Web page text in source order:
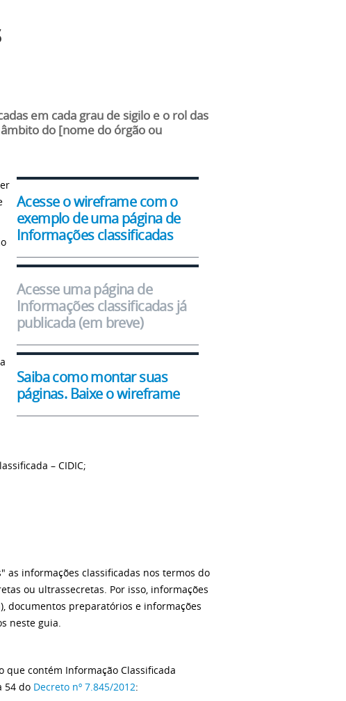
em cada grau de sigilo e o rol das
do [nome do órgão ou
Acesse o wireframe com o
exemplo de uma página de
Informações classificadas
Acesse uma página de
Informações classificadas já
publicada (em breve)
Saiba como montar suas
páginas. Baixe o wireframe
– CIDIC;
as informações classificadas nos termos do
ou ultrassecretas. Por isso, informações
documentos preparatórios e informações
neste guia.
que contém Informação Classificada
54 do Decreto nº 7.845/2012: